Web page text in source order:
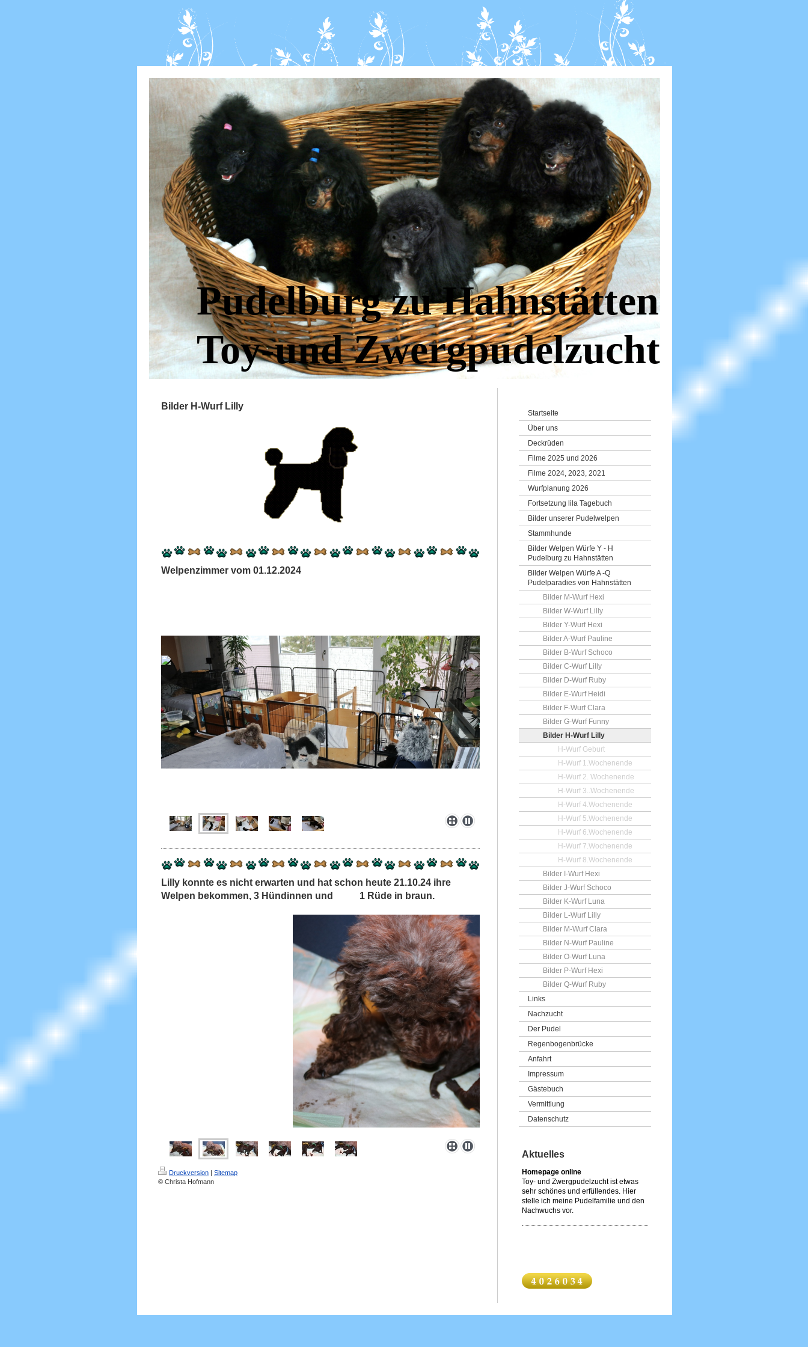
Pudelburg zu Hahnstätten
Toy-und Zwergpudelzucht
Bilder H-Wurf Lilly
Welpenzimmer vom 01.12.2024
Lilly konnte es nicht erwarten und hat schon heute 21.10.24 ihre
Welpen bekommen, 3 Hündinnen und 1 Rüde in braun.
Druckversion | Sitemap
© Christa Hofmann
Startseite
Über uns
Deckrüden
Filme 2025 und 2026
Filme 2024, 2023, 2021
Wurfplanung 2026
Fortsetzung lila Tagebuch
Bilder unserer Pudelwelpen
Stammhunde
Bilder Welpen Würfe Y - H
Pudelburg zu Hahnstätten
Bilder Welpen Würfe A -Q
Pudelparadies von Hahnstätten
Bilder M-Wurf Hexi
Bilder W-Wurf Lilly
Bilder Y-Wurf Hexi
Bilder A-Wurf Pauline
Bilder B-Wurf Schoco
Bilder C-Wurf Lilly
Bilder D-Wurf Ruby
Bilder E-Wurf Heidi
Bilder F-Wurf Clara
Bilder G-Wurf Funny
Bilder H-Wurf Lilly
H-Wurf Geburt
H-Wurf 1.Wochenende
H-Wurf 2. Wochenende
H-Wurf 3..Wochenende
H-Wurf 4.Wochenende
H-Wurf 5.Wochenende
H-Wurf 6.Wochenende
H-Wurf 7.Wochenende
H-Wurf 8.Wochenende
Bilder I-Wurf Hexi
Bilder J-Wurf Schoco
Bilder K-Wurf Luna
Bilder L-Wurf Lilly
Bilder M-Wurf Clara
Bilder N-Wurf Pauline
Bilder O-Wurf Luna
Bilder P-Wurf Hexi
Bilder Q-Wurf Ruby
Links
Nachzucht
Der Pudel
Regenbogenbrücke
Anfahrt
Impressum
Gästebuch
Vermittlung
Datenschutz
Aktuelles
Homepage online
Toy- und Zwergpudelzucht ist etwas
sehr schönes und erfüllendes. Hier
stelle ich meine Pudelfamilie und den
Nachwuchs vor.